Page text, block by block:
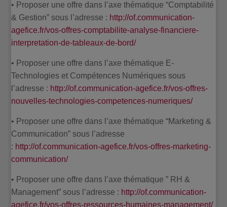
• Proposer une offre dans l’axe thématique “Comptabilité
& Gestion” sous l’adresse : http://of.communication-
agefice.fr/vos-offres-comptabilite-analyse-financiere-
interpretation-de-tableaux-de-bord/
• Proposer une offre dans l’axe thématique E-
Technologies et Compétences Numériques sous
l’adresse : http://of.communication-agefice.fr/vos-offres-
nouvelles-technologies-competences-numeriques/
• Proposer une offre dans l’axe thématique “Marketing &
Communication” sous l’adresse
: http://of.communication-agefice.fr/vos-offres-marketing-
communication/
• Proposer une offre dans l’axe thématique ” RH &
Management” sous l’adresse : http://of.communication-
agefice.fr/vos-offres-ressources-humaines-management/